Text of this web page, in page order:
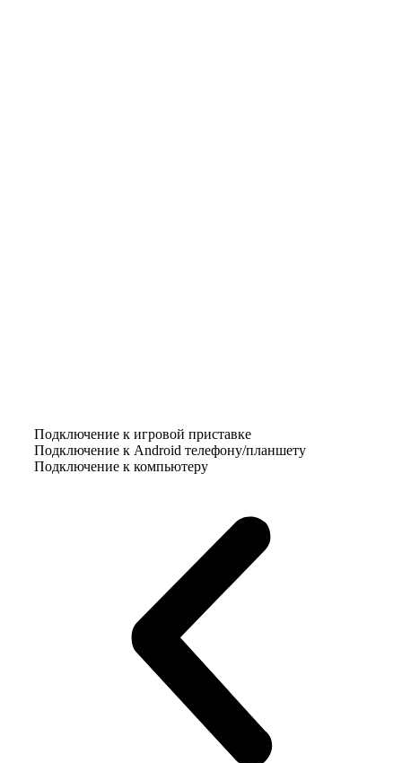
Подключение к игровой приставке
Подключение к Android телефону/планшету
Подключение к компьютеру